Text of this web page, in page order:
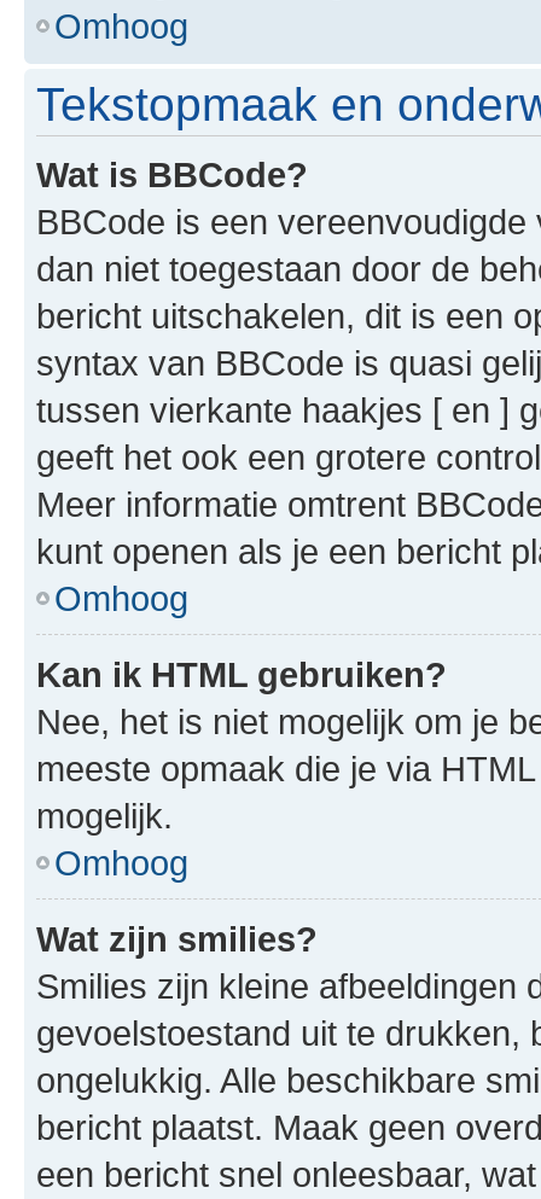
Omhoog
Tekstopmaak en
Wat is BBCode?
BBCode is een
dan niet toegestaan door de
bericht uitschakelen, dit is een
syntax van BBCode is quasi
tussen vierkante haakjes [ en ]
geeft het ook een grotere
Meer informatie omtrent
kunt openen als je een bericht
Omhoog
Kan ik HTML gebruiken?
Nee, het is niet mogelijk om je
meeste opmaak die je via
mogelijk.
Omhoog
Wat zijn smilies?
Smilies zijn kleine afbeeldingen
gevoelstoestand uit te drukken,
ongelukkig. Alle beschikbare
bericht plaatst. Maak geen
een bericht snel onleesbaar,